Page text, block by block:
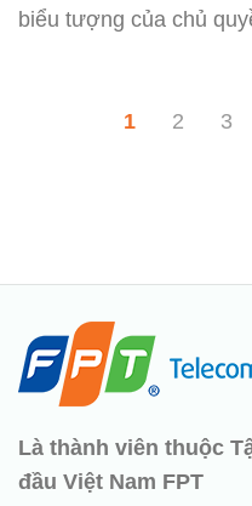
biểu tượng của chủ
1 2 3
Là thành viên thuộc
đầu Việt Nam FPT